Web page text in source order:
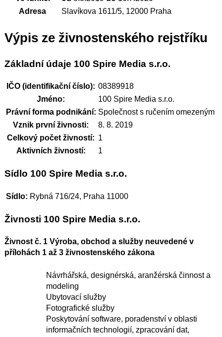
Adresa
Slavíkova 1611/5, 12000 Praha
Výpis ze živnostenského rejstříku
Základní údaje 100 Spire Media s.r.o.
IČO (identifikační číslo): 08389918
Jméno:
100 Spire Media s.r.o.
Právní forma podnikání: Společnost s ručením omezeným
Vznik první živnosti:
8. 8. 2019
Celkový počet živností: 1
Aktivních živností:
1
Sídlo 100 Spire Media s.r.o.
Sídlo: Rybná 716/24, Praha 11000
Živnosti 100 Spire Media s.r.o.
Živnost č. 1 Výroba, obchod a služby neuvedené v
přílohách 1 až 3 živnostenského zákona
Návrhářská, designérská, aranžérská činnost a
modeling
Ubytovací služby
Fotografické služby
Poskytování software, poradenství v oblasti
informačních technologií, zpracování dat,